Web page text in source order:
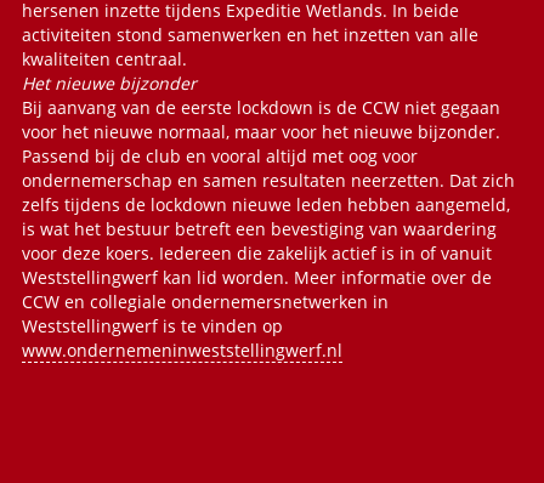
hersenen inzette tijdens Expeditie Wetlands. In beide
activiteiten stond samenwerken en het inzetten van alle
kwaliteiten centraal.
Het nieuwe bijzonder
Bij aanvang van de eerste lockdown is de CCW niet gegaan
voor het nieuwe normaal, maar voor het nieuwe bijzonder.
Passend bij de club en vooral altijd met oog voor
ondernemerschap en samen resultaten neerzetten. Dat zich
zelfs tijdens de lockdown nieuwe leden hebben aangemeld,
is wat het bestuur betreft een bevestiging van waardering
voor deze koers. Iedereen die zakelijk actief is in of vanuit
Weststellingwerf kan lid worden. Meer informatie over de
CCW en collegiale ondernemersnetwerken in
Weststellingwerf is te vinden op
www.ondernemeninweststellingwerf.nl